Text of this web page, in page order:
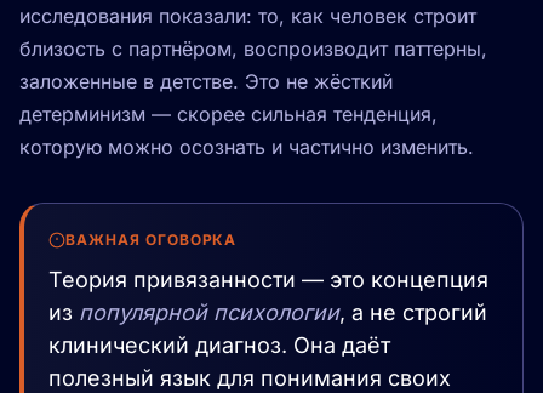
исследования показали: то, как человек строит
близость с партнёром, воспроизводит паттерны,
заложенные в детстве. Это не жёсткий
детерминизм — скорее сильная тенденция,
которую можно осознать и частично изменить.
ВАЖНАЯ ОГОВОРКА
Теория привязанности — это концепция
из популярной психологии, а не строгий
клинический диагноз. Она даёт
полезный язык для понимания своих